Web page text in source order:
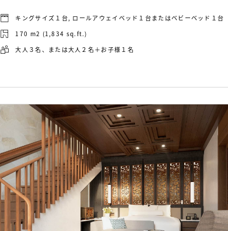
キングサイズ１台, ロールアウェイベッド１台またはベビーベッド１台
170 m2 (1,834 sq.ft.)
大人３名、または大人２名＋お子様１名